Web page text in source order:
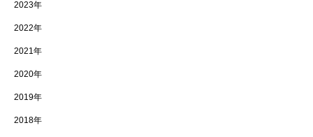
2023年
2022年
2021年
2020年
2019年
2018年